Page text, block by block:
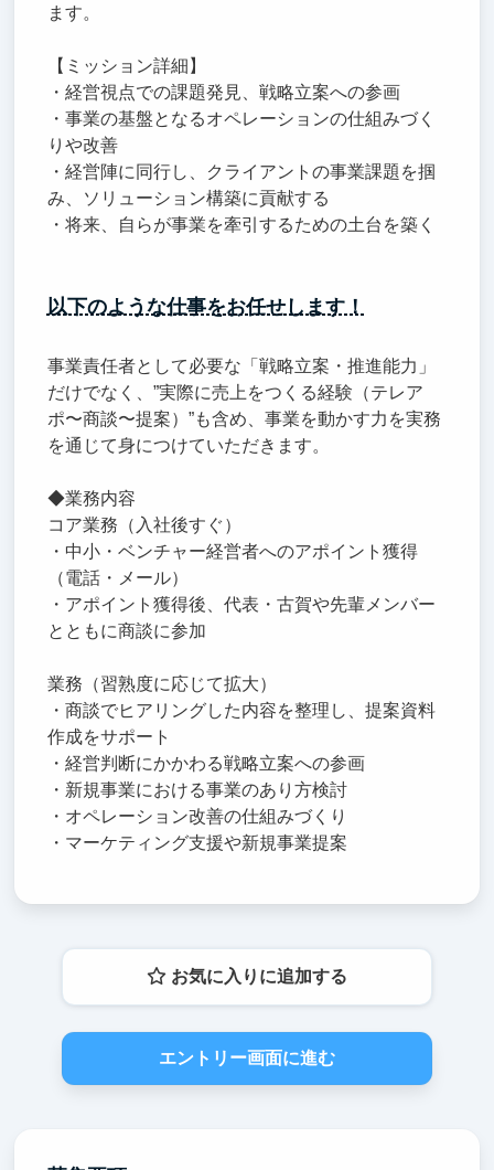
ます。
【ミッション詳細】
・経営視点での課題発見、戦略立案への参画
・事業の基盤となるオペレーションの仕組みづく
りや改善
・経営陣に同行し、クライアントの事業課題を掴
み、ソリューション構築に貢献する
・将来、自らが事業を牽引するための土台を築く
以下のような仕事をお任せします！
事業責任者として必要な「戦略立案・推進能力」
だけでなく、”実際に売上をつくる経験（テレア
ポ〜商談〜提案）”も含め、事業を動かす力を実務
を通じて身につけていただきます。
◆業務内容
コア業務（入社後すぐ）
・中小・ベンチャー経営者へのアポイント獲得
（電話・メール）
・アポイント獲得後、代表・古賀や先輩メンバー
とともに商談に参加
業務（習熟度に応じて拡大）
・商談でヒアリングした内容を整理し、提案資料
作成をサポート
・経営判断にかかわる戦略立案への参画
・新規事業における事業のあり方検討
・オペレーション改善の仕組みづくり
・マーケティング支援や新規事業提案
お気に入りに追加する
エントリー画面に進む